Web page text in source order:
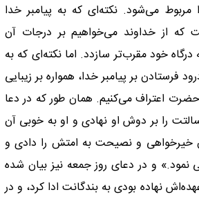
مربوط می‌شود. نکته‌ای که به پیامبر خدا
که از خداوند می‌خواهیم بر درجات آن
خود مقرب‌تر سازدد. اما نکته‌ای که به
فرستادن بر پیامبر خدا، همواره بر زیبایی
اعتراف می‌کنیم.‌‌ همان طور که در دعا
را بر دوش او نهادى و او به خوبى آن
خیرخواهى و نصیحت به امتش را دادى و
و در دعای روز جمعه نیز بیان شده
نهاده بودی به بندگانت ادا کرد، و در